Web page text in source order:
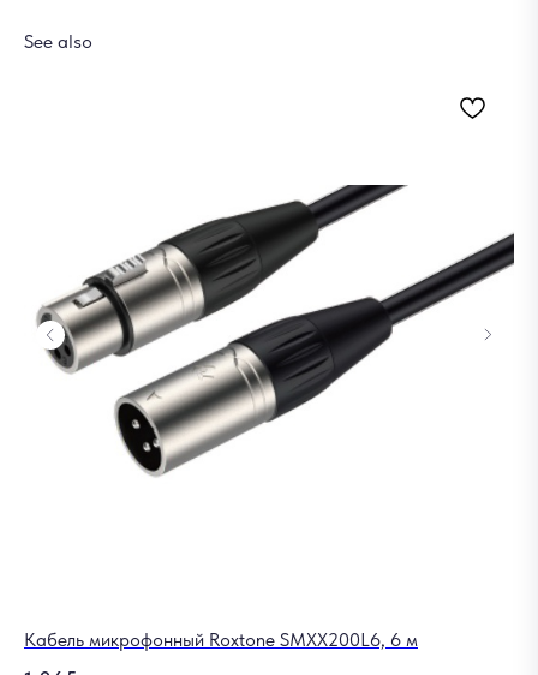
See also
Кабель микрофонный Roxtone SMXX200L6, 6 м